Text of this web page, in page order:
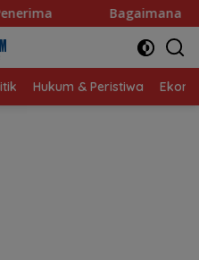
Hadapi Deepfake dan Hoaks?
Hukum & Peristiwa